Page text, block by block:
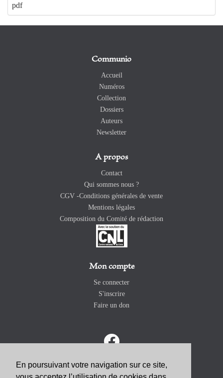
En poursuivant votre navigation sur ce site,
pdf
Communio
Accueil
Numéros
Collection
Dossiers
Auteurs
Newsletter
A propos
Contact
Qui sommes nous ?
CGV -Conditions générales de vente
Mentions légales
Composition du Comité de rédaction
Mon compte
Se connecter
S'inscrire
Faire un don
ABONNEZ-VOUS